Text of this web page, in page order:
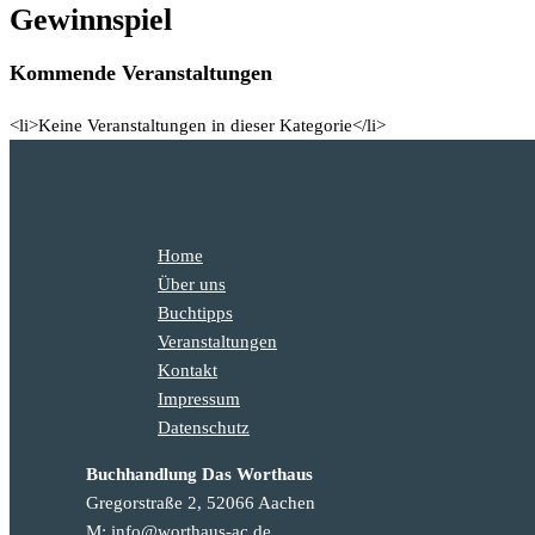
Gewinnspiel
Kommende Veranstaltungen
<li>Keine Veranstaltungen in dieser Kategorie</li>
Home
Über uns
Buchtipps
Veranstaltungen
Kontakt
Impressum
Datenschutz
Buchhandlung Das Worthaus
Gregorstraße 2, 52066 Aachen
M: info@worthaus-ac.de